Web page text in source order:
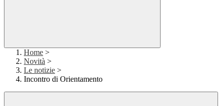
Home >
Novità >
Le notizie >
Incontro di Orientamento